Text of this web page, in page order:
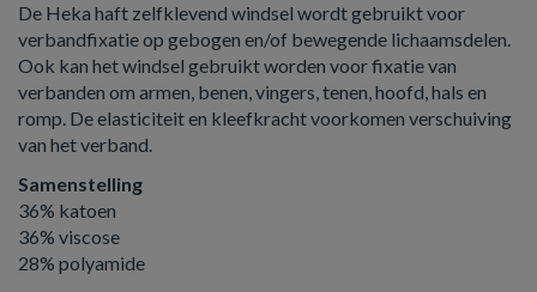
De Heka haft zelfklevend windsel wordt gebruikt voor
verbandfixatie op gebogen en/of bewegende lichaamsdelen.
Ook kan het windsel gebruikt worden voor fixatie van
verbanden om armen, benen, vingers, tenen, hoofd, hals en
romp. De elasticiteit en kleefkracht voorkomen verschuiving
van het verband.
Samenstelling
36% katoen
36% viscose
28% polyamide